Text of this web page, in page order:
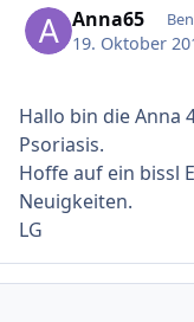
Anna65
19. Oktober
Hallo bin die Anna
Psoriasis.
Hoffe auf ein bissl
Neuigkeiten.
LG